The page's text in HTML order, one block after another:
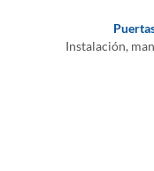
Instalación,